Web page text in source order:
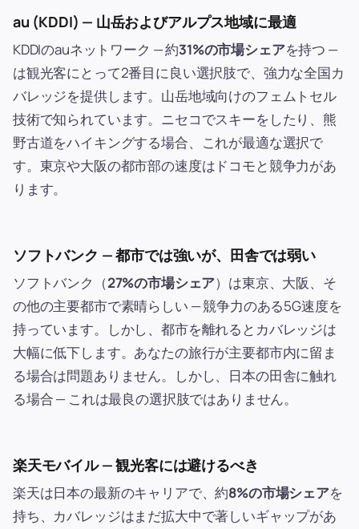
au (KDDI) — 山岳およびアルプス地域に最適
KDDIのauネットワーク — 約31%の市場シェアを持つ —
は観光客にとって2番目に良い選択肢で、強力な全国カ
バレッジを提供します。山岳地域向けのフェムトセル
技術で知られています。ニセコでスキーをしたり、熊
野古道をハイキングする場合、これが最適な選択で
す。東京や大阪の都市部の速度はドコモと競争力があ
ります。
ソフトバンク — 都市では強いが、田舎では弱い
ソフトバンク（27%の市場シェア）は東京、大阪、そ
の他の主要都市で素晴らしい — 競争力のある5G速度を
持っています。しかし、都市を離れるとカバレッジは
大幅に低下します。あなたの旅行が主要都市内に留ま
る場合は問題ありません。しかし、日本の田舎に触れ
る場合 — これは最良の選択肢ではありません。
楽天モバイル — 観光客には避けるべき
楽天は日本の最新のキャリアで、約8%の市場シェアを
持ち、カバレッジはまだ拡大中で著しいギャップがあ